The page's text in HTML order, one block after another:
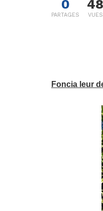
0
PARTAGES
48
VUES
Foncia leur